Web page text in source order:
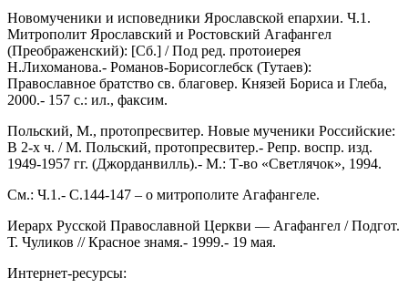
Новомученики и исповедники Ярославской епархии. Ч.1.
Митрополит Ярославский и Ростовский Агафангел
(Преображенский): [Сб.] / Под ред. протоиерея
Н.Лихоманова.- Романов-Борисоглебск (Тутаев):
Православное братство св. благовер. Князей Бориса и Глеба,
2000.- 157 с.: ил., факсим.
Польский, М., протопресвитер. Новые мученики Российские:
В 2-х ч. / М. Польский, протопресвитер.- Репр. воспр. изд.
1949-1957 гг. (Джорданвилль).- М.: Т-во «Светлячок», 1994.
См.: Ч.1.- С.144-147 – о митрополите Агафангеле.
Иерарх Русской Православной Церкви — Агафангел / Подгот.
Т. Чуликов // Красное знамя.- 1999.- 19 мая.
Интернет-ресурсы: